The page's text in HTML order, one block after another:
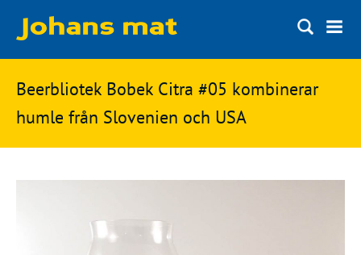
Matbloggen
Innertemperaturer
Ingredienser
Matsnack
Sök
på
Johans
mat
Beerbliotek Bobek Citra #05 kombinerar
humle från Slovenien och USA